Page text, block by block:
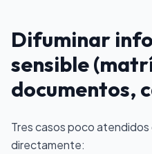
Difuminar
sensible
documentos,
Tres casos poco
directamente: